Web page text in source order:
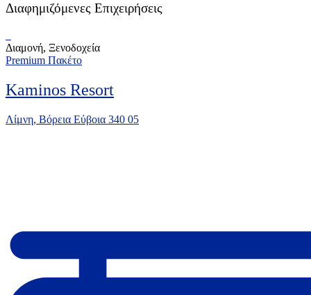
Διαφημιζόμενες Επιχειρήσεις
Διαμονή, Ξενοδοχεία
Premium Πακέτο
Kaminos Resort
Λίμνη, Βόρεια Εύβοια 340 05